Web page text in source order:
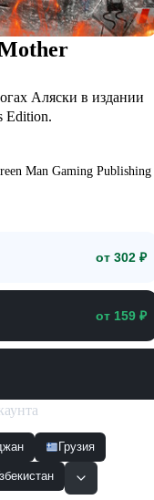
Аляски в издании
Edition.
Man Gaming Publishing
от 302 ₽
от 159 ₽
Грузия